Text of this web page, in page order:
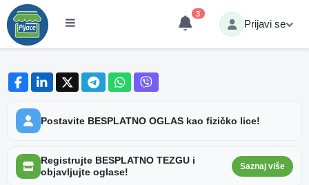
3
Prijavi se
Postavite BESPLATNO OGLAS kao fizičko lice!
Registrujte BESPLATNO TEZGU i
objavljujte oglase!
Saznaj više